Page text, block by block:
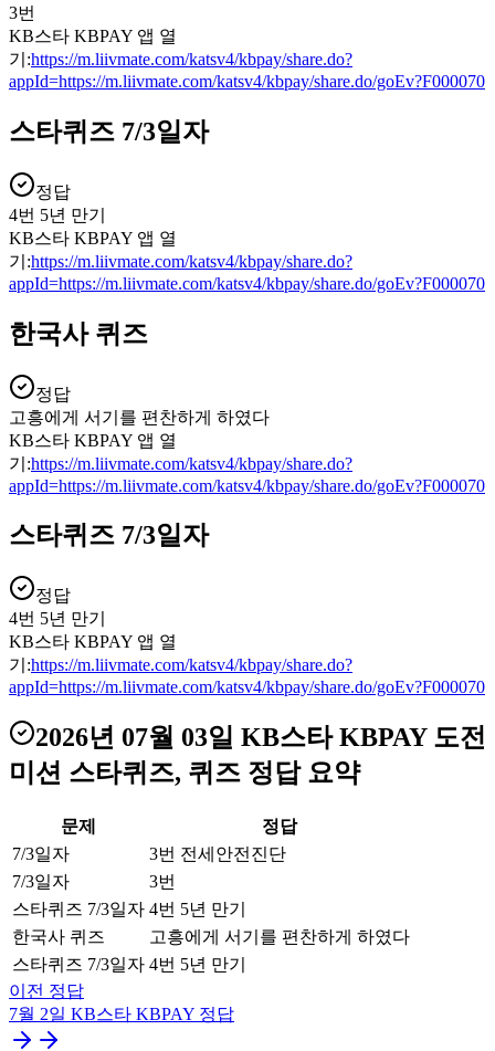
3번
KB스타 KBPAY 앱 열
기:https://m.liivmate.com/katsv4/kbpay/share.do?
appId=https://m.liivmate.com/katsv4/kbpay/share.do/goEv?F000070
스타퀴즈 7/3일자
정답
4번 5년 만기
KB스타 KBPAY 앱 열
기:https://m.liivmate.com/katsv4/kbpay/share.do?
appId=https://m.liivmate.com/katsv4/kbpay/share.do/goEv?F000070
한국사 퀴즈
정답
고흥에게 서기를 편찬하게 하였다
KB스타 KBPAY 앱 열
기:https://m.liivmate.com/katsv4/kbpay/share.do?
appId=https://m.liivmate.com/katsv4/kbpay/share.do/goEv?F000070
스타퀴즈 7/3일자
정답
4번 5년 만기
KB스타 KBPAY 앱 열
기:https://m.liivmate.com/katsv4/kbpay/share.do?
appId=https://m.liivmate.com/katsv4/kbpay/share.do/goEv?F000070
2026년 07월 03일 KB스타 KBPAY 도전
미션 스타퀴즈, 퀴즈 정답 요약
문제
정답
7/3일자
3번 전세안전진단
7/3일자
3번
스타퀴즈 7/3일자 4번 5년 만기
한국사 퀴즈
고흥에게 서기를 편찬하게 하였다
스타퀴즈 7/3일자 4번 5년 만기
이전 정답
7월 2일 KB스타 KBPAY 정답